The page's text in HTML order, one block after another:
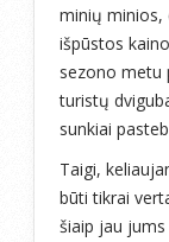
minių minios,
išpūstos
sezono metu
turistų
sunkiai
Taigi,
būti tikrai
šiaip jau